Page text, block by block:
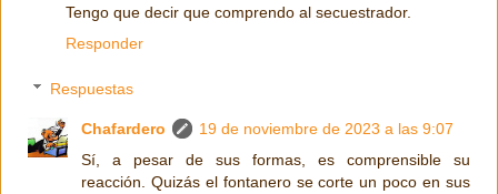
Tengo que decir que comprendo al secuestrador.
Responder
Respuestas
Chafardero
19 de noviembre de 2023 a las 9:07
Sí, a pesar de sus formas, es comprensible su
reacción. Quizás el fontanero se corte un poco en sus